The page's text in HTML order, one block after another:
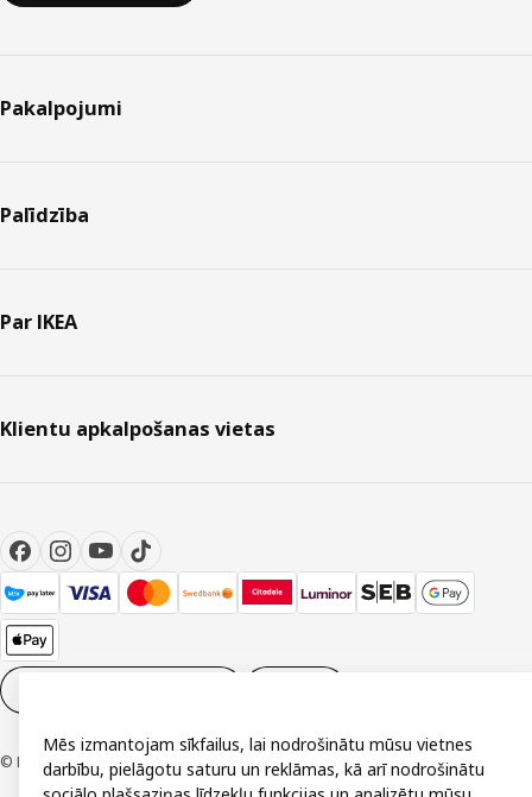
Pakalpojumi
Palīdzība
Par IKEA
Klientu apkalpošanas vietas
© Inter IKEA Systems B.V. 1999-2026
Mēs izmantojam sīkfailus, lai nodrošinātu mūsu vietnes
darbību, pielāgotu saturu un reklāmas, kā arī nodrošinātu